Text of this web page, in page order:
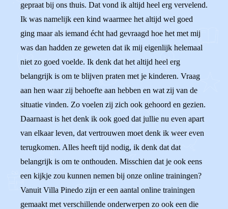
gepraat bij ons thuis. Dat vond ik altijd heel erg vervelend.
Ik was namelijk een kind waarmee het altijd wel goed
ging maar als iemand écht had gevraagd hoe het met mij
was dan hadden ze geweten dat ik mij eigenlijk helemaal
niet zo goed voelde. Ik denk dat het altijd heel erg
belangrijk is om te blijven praten met je kinderen. Vraag
aan hen waar zij behoefte aan hebben en wat zij van de
situatie vinden. Zo voelen zij zich ook gehoord en gezien.
Daarnaast is het denk ik ook goed dat jullie nu even apart
van elkaar leven, dat vertrouwen moet denk ik weer even
terugkomen. Alles heeft tijd nodig, ik denk dat dat
belangrijk is om te onthouden. Misschien dat je ook eens
een kijkje zou kunnen nemen bij onze online trainingen?
Vanuit Villa Pinedo zijn er een aantal online trainingen
gemaakt met verschillende onderwerpen zo ook een die